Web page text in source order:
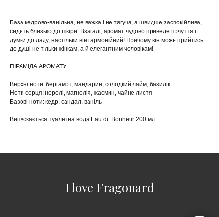
База кедрово-ванільна, не важка і не тягуча, а швидше заспокійлива,
сидить близько до шкіри. Взагалі, аромат чудово приведе почуття і
думки до ладу, настільки він гармонійний! Причому він може прийтись
до душі не тільки жінкам, а й елегантним чоловікам!
ПІРАМІДА АРОМАТУ:
Верхні ноти: бергамот, мандарин, солодкий лайм, базилік
Ноти серця: неролі, магнолія, жасмин, чайне листя
Базові ноти: кедр, сандал, ваніль
Випускається туалетна вода Eau du Bonheur 200 мл.
I love Fragonard